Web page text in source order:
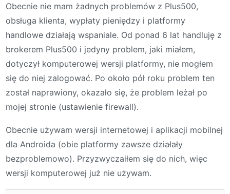
Obecnie nie mam żadnych problemów z Plus500,
obsługa klienta, wypłaty pieniędzy i platformy
handlowe działają wspaniale. Od ponad 6 lat handluję z
brokerem Plus500 i jedyny problem, jaki miałem,
dotyczył komputerowej wersji platformy, nie mogłem
się do niej zalogować. Po około pół roku problem ten
został naprawiony, okazało się, że problem leżał po
mojej stronie (ustawienie firewall).
Obecnie używam wersji internetowej i aplikacji mobilnej
dla Androida (obie platformy zawsze działały
bezproblemowo). Przyzwyczaiłem się do nich, więc
wersji komputerowej już nie używam.